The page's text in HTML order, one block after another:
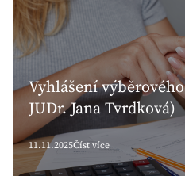
Vyhlášení
JUDr. Jana Tvrdková)
11.11.2025Číst více